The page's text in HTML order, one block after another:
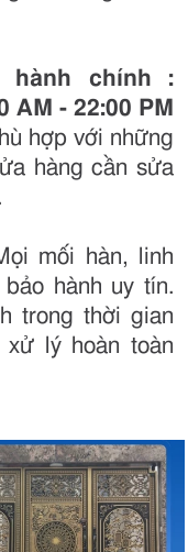
hành chính
:
AM - 22:00 PM
hợp với những
hàng cần sửa
mối hàn, linh
hành uy tín.
trong thời gian
xử lý hoàn toàn